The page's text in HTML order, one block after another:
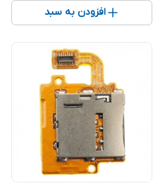
افزودن به سبد